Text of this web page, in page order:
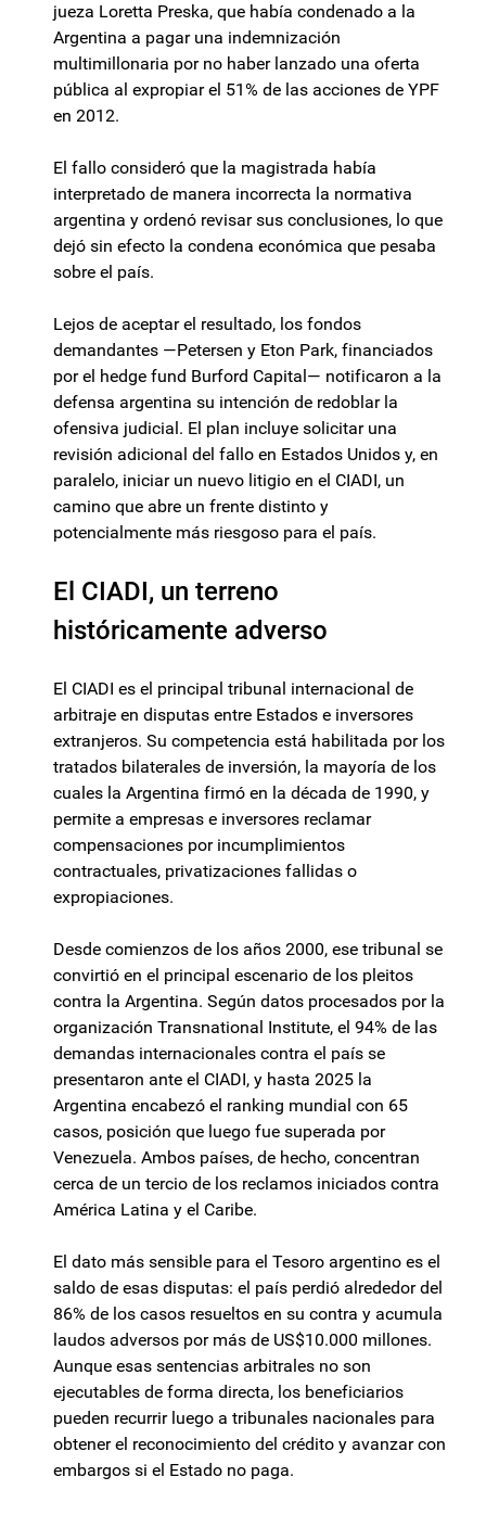
jueza Loretta Preska, que había condenado a la
Argentina a pagar una indemnización
multimillonaria por no haber lanzado una oferta
pública al expropiar el 51% de las acciones de YPF
en 2012.
El fallo consideró que la magistrada había
interpretado de manera incorrecta la normativa
argentina y ordenó revisar sus conclusiones, lo que
dejó sin efecto la condena económica que pesaba
sobre el país.
Lejos de aceptar el resultado, los fondos
demandantes —Petersen y Eton Park, financiados
por el hedge fund Burford Capital— notificaron a la
defensa argentina su intención de redoblar la
ofensiva judicial. El plan incluye solicitar una
revisión adicional del fallo en Estados Unidos y, en
paralelo, iniciar un nuevo litigio en el CIADI, un
camino que abre un frente distinto y
potencialmente más riesgoso para el país.
El CIADI, un terreno
históricamente adverso
El CIADI es el principal tribunal internacional de
arbitraje en disputas entre Estados e inversores
extranjeros. Su competencia está habilitada por los
tratados bilaterales de inversión, la mayoría de los
cuales la Argentina firmó en la década de 1990, y
permite a empresas e inversores reclamar
compensaciones por incumplimientos
contractuales, privatizaciones fallidas o
expropiaciones.
Desde comienzos de los años 2000, ese tribunal se
convirtió en el principal escenario de los pleitos
contra la Argentina. Según datos procesados por la
organización Transnational Institute, el 94% de las
demandas internacionales contra el país se
presentaron ante el CIADI, y hasta 2025 la
Argentina encabezó el ranking mundial con 65
casos, posición que luego fue superada por
Venezuela. Ambos países, de hecho, concentran
cerca de un tercio de los reclamos iniciados contra
América Latina y el Caribe.
El dato más sensible para el Tesoro argentino es el
saldo de esas disputas: el país perdió alrededor del
86% de los casos resueltos en su contra y acumula
laudos adversos por más de US$10.000 millones.
Aunque esas sentencias arbitrales no son
ejecutables de forma directa, los beneficiarios
pueden recurrir luego a tribunales nacionales para
obtener el reconocimiento del crédito y avanzar con
embargos si el Estado no paga.